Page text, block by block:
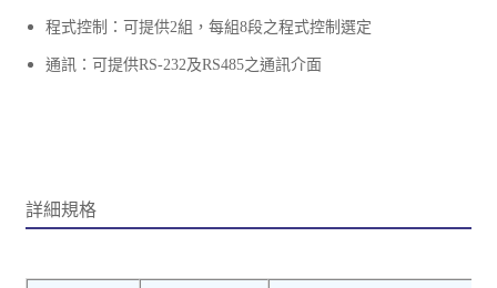
程式控制：可提供2組，每組8段之程式控制選定
通訊：可提供RS-232及RS485之通訊介面
詳細規格